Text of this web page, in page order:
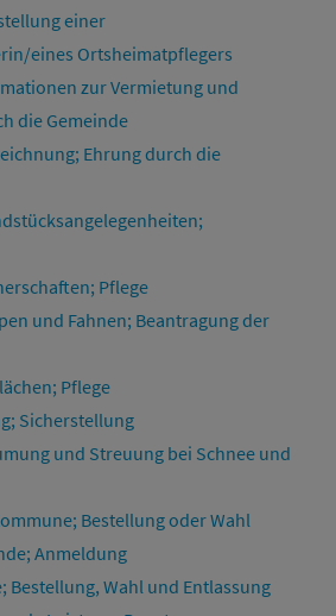
einer
eines Ortsheimatpflegers
zur Vermietung und
die Gemeinde
Ehrung durch die
Pflege
und Fahnen; Beantragung der
Pflege
Sicherstellung
und Streuung bei Schnee und
Bestellung oder Wahl
Anmeldung
Bestellung, Wahl und Entlassung